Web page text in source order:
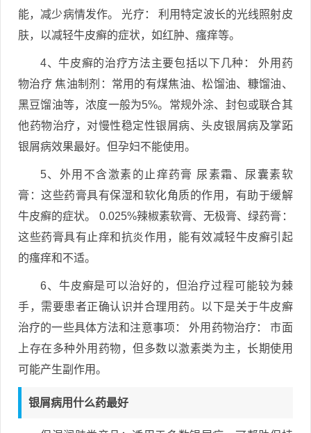
能，减少病情发作。 光疗： 利用特定波长的光线照射皮
肤，以减轻牛皮癣的症状，如红肿、瘙痒等。
4、牛皮癣的治疗方法主要包括以下几种： 外用药
物治疗 焦油制剂：常用的有煤焦油、松馏油、糠馏油、
黑豆馏油等，浓度一般为5%。常规外涂、封包或联合其
他药物治疗，对慢性稳定性银屑病、头皮银屑病及掌跖
银屑病效果最好。但孕妇不能使用。
5、外用不含激素的止痒药膏 尿素霜、尿囊素软
膏：这些药膏具有保湿和软化角质的作用，有助于缓解
牛皮癣的症状。 0.025%辣椒素软膏、无极膏、绿药膏：
这些药膏具有止痒和抗炎作用，能有效减轻牛皮癣引起
的瘙痒和不适。
6、牛皮癣是可以治好的，但治疗过程可能较为棘
手，需要患者正确认识并合理用药。以下是关于牛皮癣
治疗的一些具体方法和注意事项： 外用药物治疗： 市面
上存在多种外用药物，但多数以激素类为主，长期使用
可能产生副作用。
银屑病用什么药最好